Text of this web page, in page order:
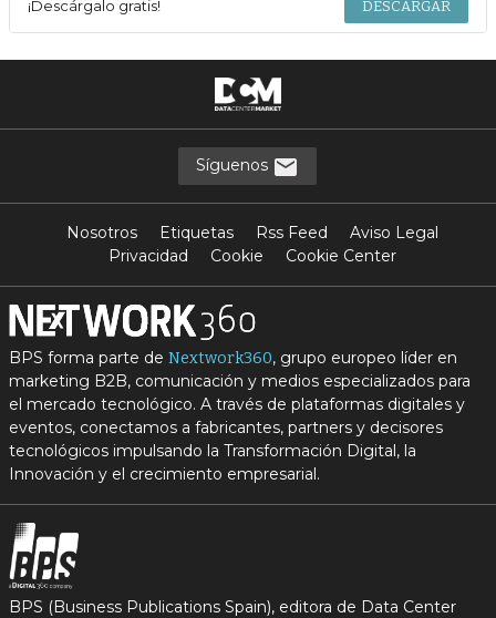
¡Descárgalo gratis! DESCARGAR
Síguenos
Nosotros Etiquetas Rss Feed
Aviso Legal
Privacidad
Cookie Cookie Center
BPS forma parte de Nextwork360, grupo europeo líder en
marketing B2B, comunicación y medios especializados para
el mercado tecnológico. A través de plataformas digitales y
eventos, conectamos a fabricantes, partners y decisores
tecnológicos impulsando la Transformación Digital, la
Innovación y el crecimiento empresarial.
BPS (Business Publications Spain), editora de Data Center